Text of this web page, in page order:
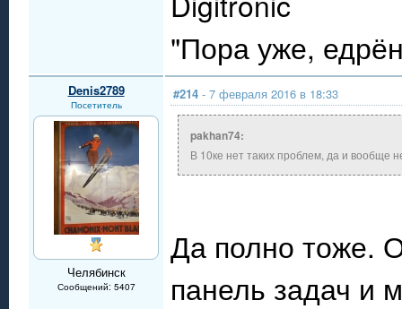
"Пора уже,
Denis2789
Посетитель
Челябинск
Сообщений: 5407
#214 - 7 февраля 2016 в 18:33
pakhan74:
В 10ке нет таких проблем, да и вообще
Да полно тоже.
панель задач и